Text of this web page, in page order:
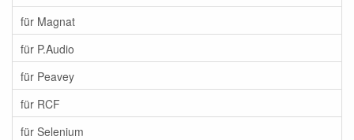
für Magnat
für P.Audio
für Peavey
für RCF
für Selenium